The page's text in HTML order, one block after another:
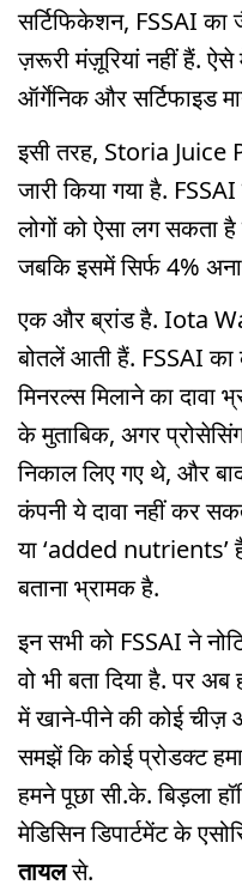
सर्टिफिकेशन, FSSAI का
ज़रूरी मंज़ूरियां नहीं हैं.
ऑर्गेनिक और सर्टिफाइड
इसी तरह, Storia Juice
जारी किया गया है.
लोगों को ऐसा लग सकता
जबकि इसमें सिर्फ 4%
एक और ब्रांड है. Iota
बोतलें आती हैं. FSSAI का
मिनरल्स मिलाने का दावा
के मुताबिक, अगर
निकाल लिए गए थे, और
कंपनी ये दावा नहीं कर
या ‘added nutrients’
बताना भ्रामक है.
इन सभी को FSSAI ने
वो भी बता दिया है. पर
में खाने-पीने की कोई
समझें कि कोई प्रोडक्ट
हमने पूछा सी.के. बिड़ला
मेडिसिन डिपार्टमेंट के
तायलसे.